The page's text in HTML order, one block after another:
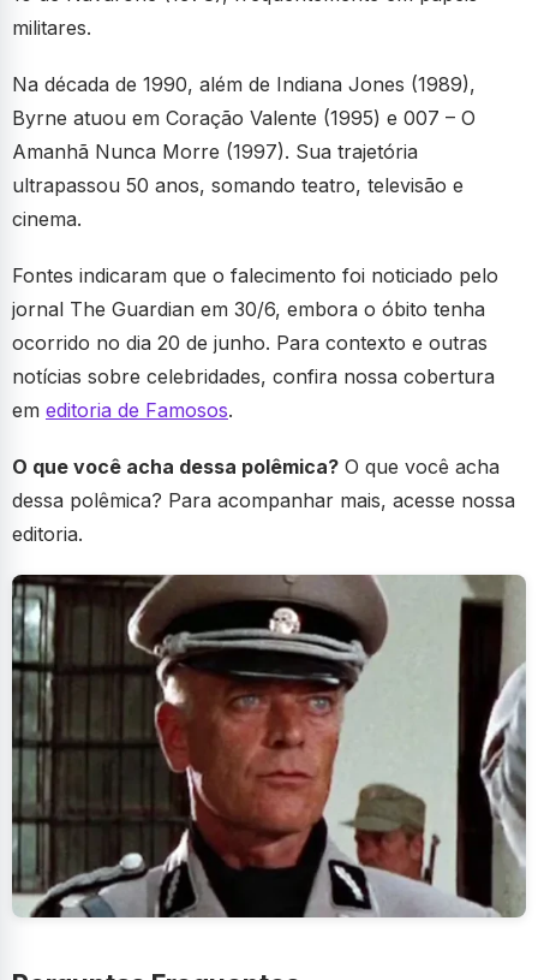
militares.
Na década de 1990, além de Indiana Jones (1989),
Byrne atuou em Coração Valente (1995) e 007 – O
Amanhã Nunca Morre (1997). Sua trajetória
ultrapassou 50 anos, somando teatro, televisão e
cinema.
Fontes indicaram que o falecimento foi noticiado pelo
jornal The Guardian em 30/6, embora o óbito tenha
ocorrido no dia 20 de junho. Para contexto e outras
notícias sobre celebridades, confira nossa cobertura
em editoria de Famosos.
O que você acha dessa polêmica? O que você acha
dessa polêmica? Para acompanhar mais, acesse nossa
editoria.